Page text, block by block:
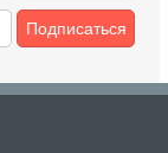
Подписаться